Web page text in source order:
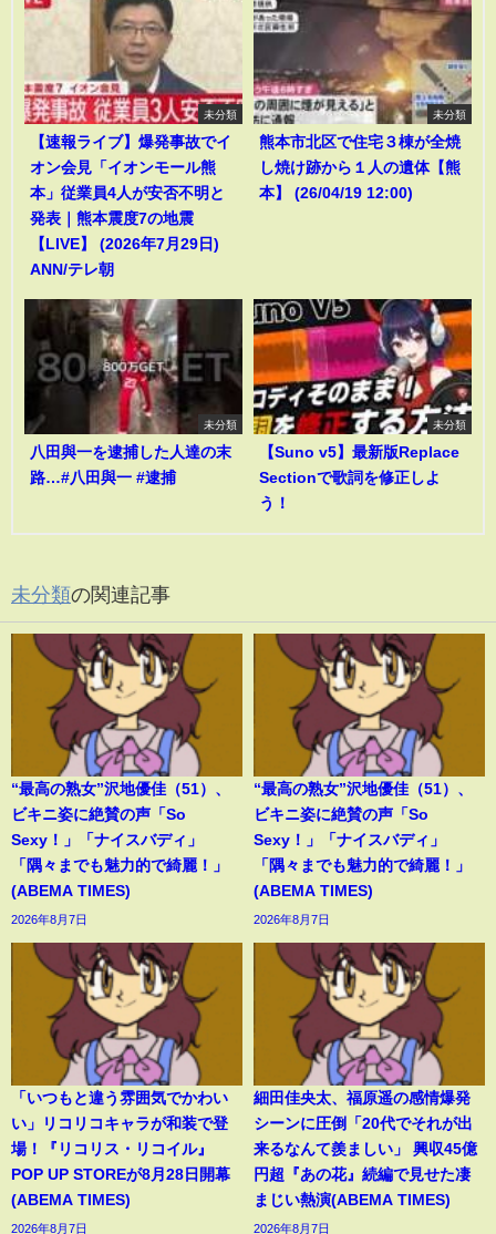
未分類
【速報ライブ】爆発事故でイ
オン会見「イオンモール熊
本」従業員4人が安否不明と
発表｜熊本震度7の地震
【LIVE】 (2026年7月29日)
ANN/テレ朝
未分類
熊本市北区で住宅３棟が全焼
し焼け跡から１人の遺体【熊
本】 (26/04/19 12:00)
未分類
八田與一を逮捕した人達の末
路…#八田與一 #逮捕
未分類
【Suno v5】最新版Replace
Sectionで歌詞を修正しよ
う！
未分類の関連記事
“最高の熟女”沢地優佳（51）、
ビキニ姿に絶賛の声「So
Sexy！」「ナイスバディ」
「隅々までも魅力的で綺麗！」
(ABEMA TIMES)
2026年8月7日
“最高の熟女”沢地優佳（51）、
ビキニ姿に絶賛の声「So
Sexy！」「ナイスバディ」
「隅々までも魅力的で綺麗！」
(ABEMA TIMES)
2026年8月7日
「いつもと違う雰囲気でかわい
い」リコリコキャラが和装で登
場！『リコリス・リコイル』
POP UP STOREが8月28日開幕
(ABEMA TIMES)
2026年8月7日
細田佳央太、福原遥の感情爆発
シーンに圧倒「20代でそれが出
来るなんて羨ましい」 興収45億
円超『あの花』続編で見せた凄
まじい熱演(ABEMA TIMES)
2026年8月7日